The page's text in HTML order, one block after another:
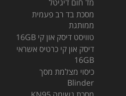
מד חום דיגיטל
מסכת בד רב פעמית
ממותגת
טוויסט דיסק און קי 16GB
דיסק און קי כרטיס אשראי
16GB
כיסוי מצלמת מסך
Blinder